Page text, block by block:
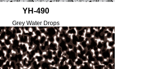
YH-490
Grey Water Drops